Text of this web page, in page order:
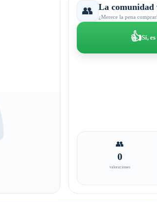
👥 La comunidad
¿Merece la pena
👍Sí,
👥
0
valoraciones